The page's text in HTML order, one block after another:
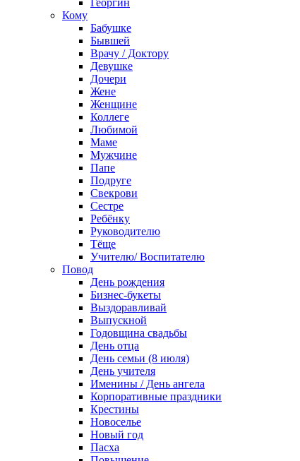
Георгин
Кому
Бабушке
Бывшей
Врачу / Доктору
Девушке
Дочери
Жене
Женщине
Коллеге
Любимой
Маме
Мужчине
Папе
Подруге
Свекрови
Сестре
Ребёнку
Руководителю
Тёще
Учителю/ Воспитателю
Повод
День рождения
Бизнес-букеты
Выздоравливай
Выпускной
Годовщина свадьбы
День отца
День семьи (8 июля)
День учителя
Именины / День ангела
Корпоративные праздники
Крестины
Новоселье
Новый год
Пасха